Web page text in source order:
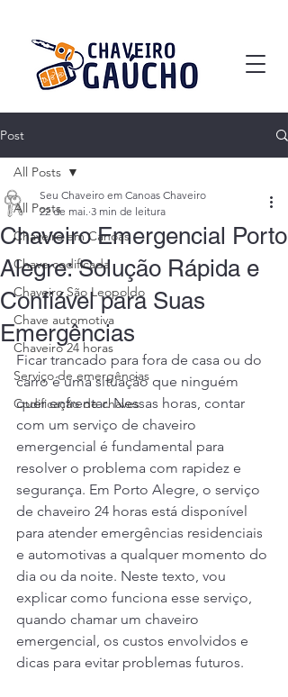
Post
All Posts
Chaveiro em Canoas
Chave codificada
Chaveiro São Leopoldo
Chave automotiva
Chaveiro 24 horas
Serviço de emergências
Codificação de chaves
All Posts
Chaveiro Emergencial Porto
Alegre: Solução Rápida e
Confiável para Suas
Emergências
Seu Chaveiro em Canoas Chaveiro
22 de mai. 3 min de leitura
Ficar trancado para fora de casa ou do
carro é uma situação que ninguém
quer enfrentar. Nessas horas, contar
com um serviço de chaveiro
emergencial é fundamental para
resolver o problema com rapidez e
segurança. Em Porto Alegre, o serviço
de chaveiro 24 horas está disponível
para atender emergências residenciais
e automotivas a qualquer momento do
dia ou da noite. Neste texto, vou
explicar como funciona esse serviço,
quando chamar um chaveiro
emergencial, os custos envolvidos e
dicas para evitar problemas futuros.